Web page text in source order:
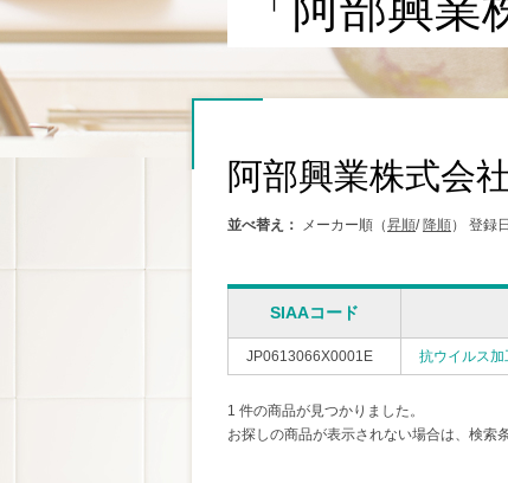
阿部興業株式会社
並べ替え： メーカー順（昇順/ 降順） 登録
SIAAコード
JP0613066X0001E 抗ウイルス
1 件の商品が見つかりました。
お探しの商品が表示されない場合は、検索